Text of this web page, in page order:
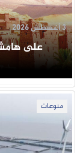
على
3 أغسطس 2026
منوعات